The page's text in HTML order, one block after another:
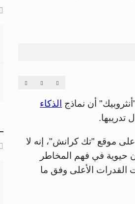
أن نماذج الذكاء
تدريبها.
موقع "تك كرانش"، إنه لا
حيوية في فهم المخاطر
القدرات الأعلى وفق ما